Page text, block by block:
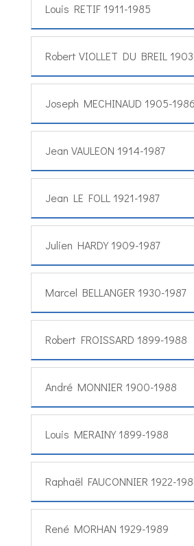
Louis RETIF 1911-1985
Robert VIOLLET DU BREIL
Joseph MECHINAUD 1905-1986
Jean VAULEON 1914-1987
Jean LE FOLL 1921-1987
Julien HARDY 1909-1987
Marcel BELLANGER 1930-1987
Robert FROISSARD 1899-1988
André MONNIER 1900-1988
Louis MERAINY 1899-1988
Raphaël FAUCONNIER 1922-
René MORHAN 1929-1989